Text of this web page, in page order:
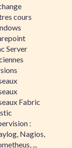
cours
Server
Fabric
:
Nagios,
...